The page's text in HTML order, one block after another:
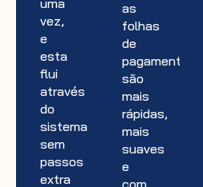
uma
vez,
e
esta
flui
através
do
sistema
sem
passos
extra
as
folhas
de
pagamento
são
mais
rápidas,
mais
suaves
e